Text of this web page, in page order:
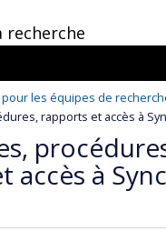
recherche
les équipes de
rapports et accès à
accès à